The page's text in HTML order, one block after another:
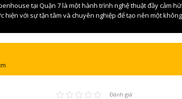
tại Quận 7 là một hành trình nghệ thuật đầy cảm
hiện với sự tận tâm và chuyên nghiệp để tạo nên một
Đánh giá